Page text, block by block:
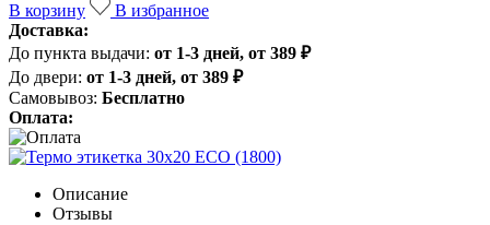
В корзину
В избранное
Доставка:
До пункта выдачи: от 1-3 дней, от 389 ₽
До двери: от 1-3 дней, от 389 ₽
Самовывоз: Бесплатно
Оплата:
Описание
Отзывы